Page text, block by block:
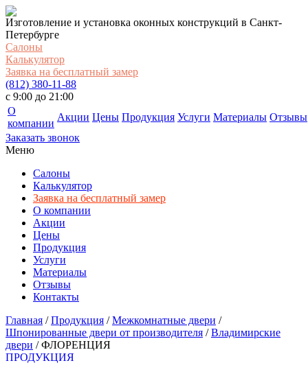
Изготовление и установка оконных конструкций в Санкт-
Петербурге
Салоны
Калькулятор
Заявка на бесплатный замер
(812) 380-11-88
c 9:00 до 21:00
О
компании
Акции Цены Продукция Услуги Материалы Отзывы
Заказать звонок
Меню
Салоны
Калькулятор
Заявка на бесплатный замер
О компании
Акции
Цены
Продукция
Услуги
Материалы
Отзывы
Контакты
Главная /Продукция /Межкомнатные двери /
Шпонированные двери от производителя /Владимирские
двери /ФЛОРЕНЦИЯ
ПРОДУКЦИЯ